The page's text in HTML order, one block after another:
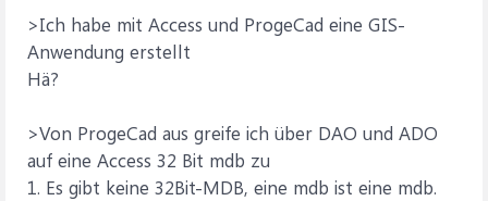
>Ich habe mit Access und ProgeCad eine GIS-
Anwendung erstellt
Hä?
>Von ProgeCad aus greife ich über DAO und ADO
auf eine Access 32 Bit mdb zu
1. Es gibt keine 32Bit-MDB, eine mdb ist eine mdb.